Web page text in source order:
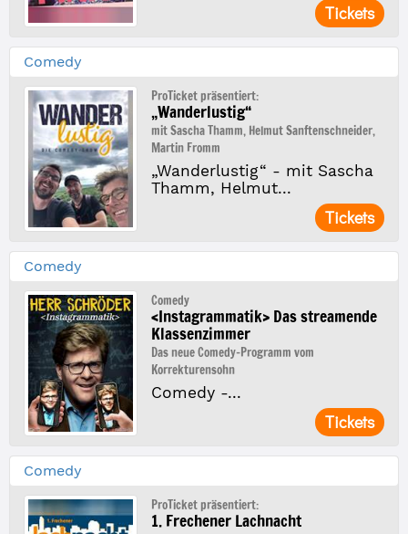
Tickets
Comedy
ProTicket präsentiert:
„Wanderlustig“
mit Sascha Thamm, Helmut Sanftenschneider,
Martin Fromm
„Wanderlustig“ - mit Sascha
Thamm, Helmut...
Tickets
Comedy
Comedy
<Instagrammatik> Das streamende
Klassenzimmer
Das neue Comedy-Programm vom
Korrekturensohn
Comedy -...
Tickets
Comedy
ProTicket präsentiert:
1. Frechener Lachnacht